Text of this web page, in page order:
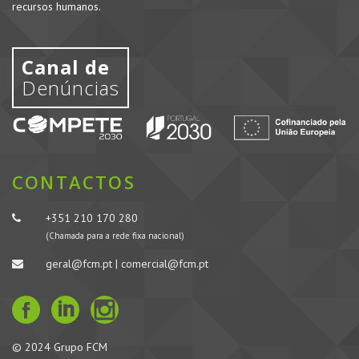
recursos humanos.
Canal de
Denúncias
CONTACTOS
+351 210 170 280
(Chamada para a rede fixa nacional)
geral@fcm.pt | comercial@fcm.pt
© 2024 Grupo FCM